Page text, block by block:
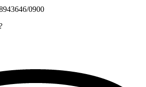
0900